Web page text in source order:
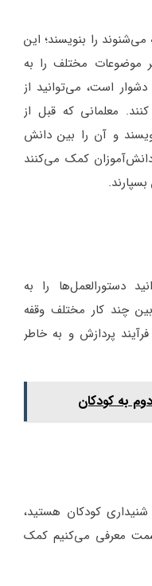
را بنویسند؛ این
موضوعات مختلف را به
است، می‌توانید از
معلمانی که قبل از
و آن را بین دانش
کمک می‌کنند
دستورالعمل‌ها را به
چند کار مختلف وقفه
پردازش و به خاطر
به کودکان
کودکان هستید،
معرفی می‌کنیم کمک